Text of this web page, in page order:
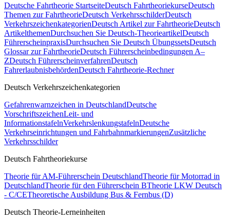
Deutsche Fahrtheorie StartseiteDeutsch FahrtheoriekurseDeutsch
Themen zur FahrtheorieDeutsch VerkehrsschilderDeutsch
VerkehrszeichenkategorienDeutsch Artikel zur FahrtheorieDeutsch
ArtikelthemenDurchsuchen Sie Deutsch-TheorieartikelDeutsch
FührerscheinpraxisDurchsuchen Sie Deutsch ÜbungssetsDeutsch
Glossar zur FahrtheorieDeutsch Führerscheinbedingungen A–
ZDeutsch FührerscheinverfahrenDeutsch
FahrerlaubnisbehördenDeutsch Fahrtheorie-Rechner
Deutsch Verkehrszeichenkategorien
Gefahrenwarnzeichen in DeutschlandDeutsche
VorschriftszeichenLeit- und
InformationstafelnVerkehrslenkungstafelnDeutsche
Verkehrseinrichtungen und FahrbahnmarkierungenZusätzliche
Verkehrsschilder
Deutsch Fahrtheoriekurse
Theorie für AM-Führerschein DeutschlandTheorie für Motorrad in
DeutschlandTheorie für den Führerschein BTheorie LKW Deutsch
- C/CETheoretische Ausbildung Bus & Fernbus (D)
Deutsch Theorie-Lerneinheiten